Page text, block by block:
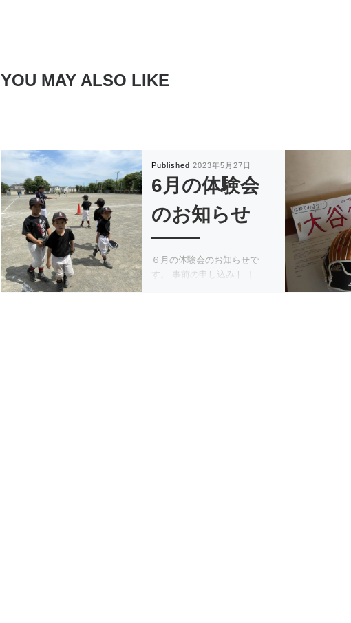
YOU MAY ALSO LIKE
Published2023年5月27日
6月の体験会
のお知らせ
６月の体験会のお知らせで
す。 事前の申し込み […]